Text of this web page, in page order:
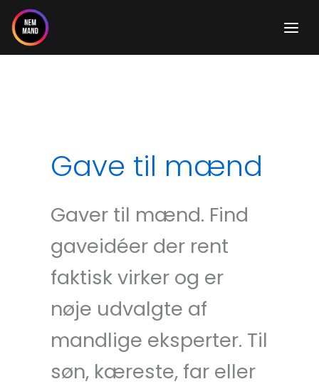
Gå
indholdet
Gave til mænd
Gaver til mænd. Find
gaveidéer der rent
faktisk virker og er
nøje udvalgte af
mandlige eksperter. Til
søn, kæreste, far eller